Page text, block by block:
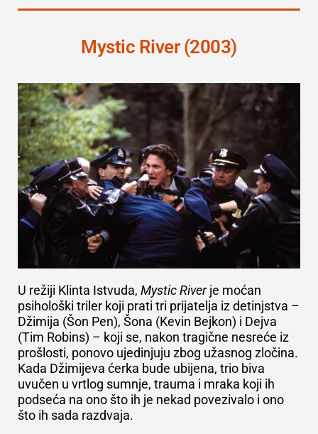
Mystic River (2003)
U režiji Klinta Istvuda, Mystic Riverje moćan
psihološki triler koji prati tri prijatelja iz detinjstva –
Džimija (Šon Pen), Šona (Kevin Bejkon) i Dejva
(Tim Robins) – koji se, nakon tragične nesreće iz
prošlosti, ponovo ujedinjuju zbog užasnog zločina.
Kada Džimijeva ćerka bude ubijena, trio biva
uvučen u vrtlog sumnje, trauma i mraka koji ih
podseća na ono što ih je nekad povezivalo i ono
što ih sada razdvaja.